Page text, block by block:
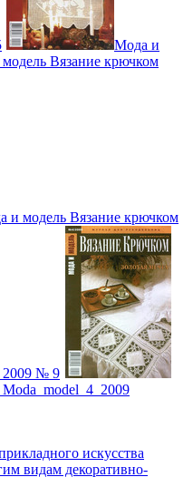
Мода и
Вязание крючком
и модель Вязание крючком
2009 № 9
искусства
видам декоративно-